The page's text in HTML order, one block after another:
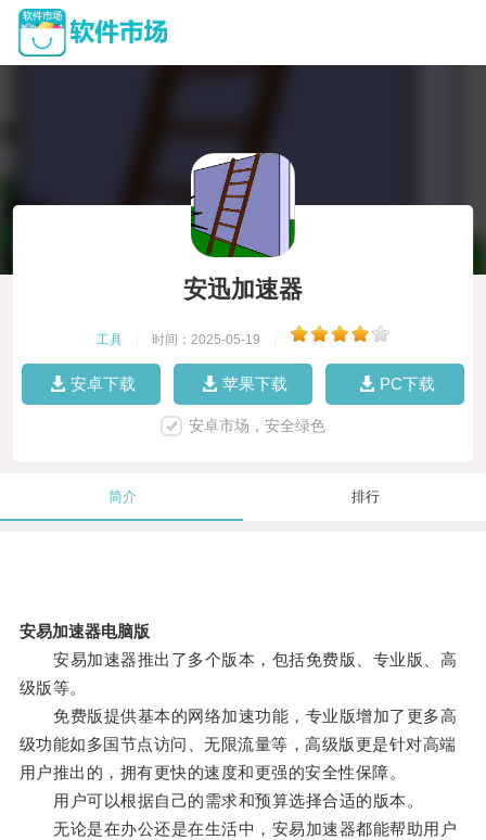
安迅加速器
工具 时间：2025-05-19
安卓下载 苹果下载 PC下载
安卓市场，安全绿色
简介 排行
安易加速器电脑版
安易加速器推出了多个版本，包括免费版、专业版、高
级版等。
免费版提供基本的网络加速功能，专业版增加了更多高
级功能如多国节点访问、无限流量等，高级版更是针对高端
用户推出的，拥有更快的速度和更强的安全性保障。
用户可以根据自己的需求和预算选择合适的版本。
无论是在办公还是在生活中，安易加速器都能帮助用户